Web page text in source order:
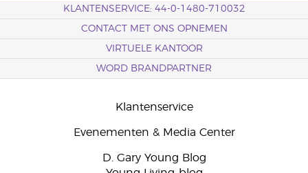
KLANTENSERVICE: 44-0-1480-710032
CONTACT MET ONS OPNEMEN
VIRTUELE KANTOOR
WORD BRANDPARTNER
Klantenservice
Evenementen & Media Center
D. Gary Young Blog